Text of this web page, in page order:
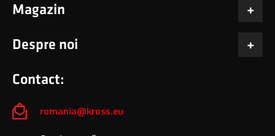
Magazin
Despre noi
Contact:
romania@kross.eu